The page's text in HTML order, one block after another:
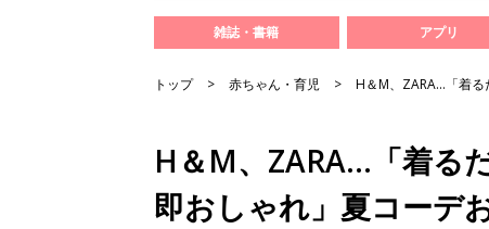
雑誌・書籍 アプリ
トップ 赤ちゃん・育児 H＆M、ZARA…「着る
H＆M、ZARA…「着る
即おしゃれ」夏コーデ